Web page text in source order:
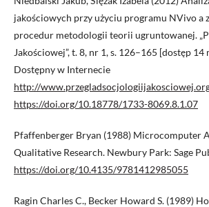
jakościowych przy użyciu programu NVivo a
procedur metodologii teorii ugruntowanej.
Jakościowej”, t. 8, nr 1, s. 126–165 [dostęp 14
Dostępny w Internecie
http://
https://doi.org/10.18778/1733-8069.8.1.07
Pfaffenberger Bryan (1988) Microcomputer
Qualitative Research. Newbury Park: Sage
https://doi.org/10.4135/9781412985055
Ragin Charles C., Becker Howard S. (1989)